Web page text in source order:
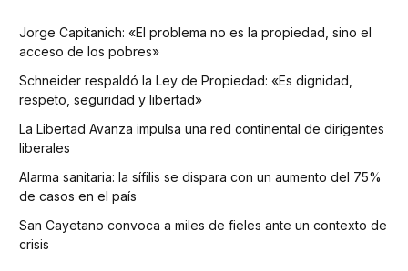
Jorge Capitanich: «El problema no es la propiedad, sino el
acceso de los pobres»
Schneider respaldó la Ley de Propiedad: «Es dignidad,
respeto, seguridad y libertad»
La Libertad Avanza impulsa una red continental de dirigentes
liberales
Alarma sanitaria: la sífilis se dispara con un aumento del 75%
de casos en el país
San Cayetano convoca a miles de fieles ante un contexto de
crisis